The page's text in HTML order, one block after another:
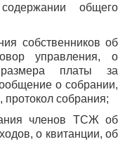
общего
собственников об
управления, о
платы за
о собрании,
собрания;
членов ТСЖ об
о квитанции, об